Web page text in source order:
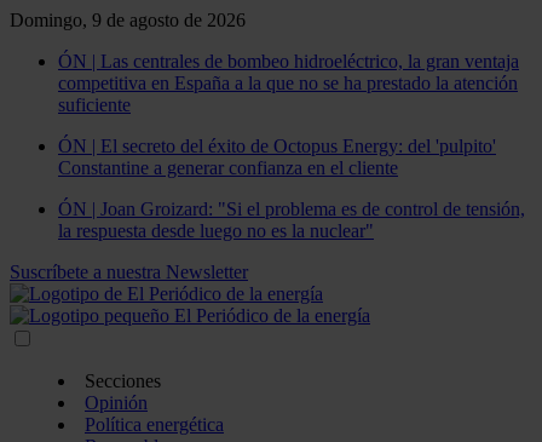
Domingo, 9 de agosto de 2026
ÓN | Las centrales de bombeo hidroeléctrico, la gran ventaja
competitiva en España a la que no se ha prestado la atención
suficiente
ÓN | El secreto del éxito de Octopus Energy: del 'pulpito'
Constantine a generar confianza en el cliente
ÓN | Joan Groizard: "Si el problema es de control de tensión,
la respuesta desde luego no es la nuclear"
Suscríbete a nuestra Newsletter
Secciones
Opinión
Política energética